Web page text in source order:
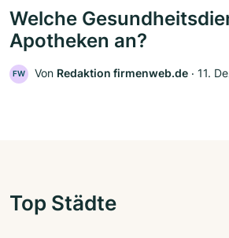
Welche
Apotheken an?
FW Von Redaktion firmenweb.de ‧ 11.
Top Städte